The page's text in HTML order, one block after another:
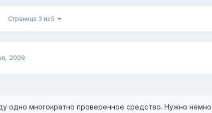
Страница 3 из 5
2009
одно многократно проверенное средство. Нужно